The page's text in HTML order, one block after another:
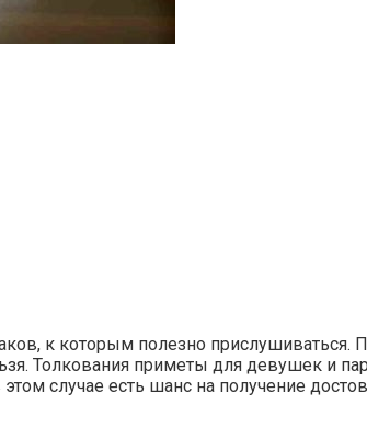
к которым полезно
Толкования приметы для девушек и
случае есть шанс на получение